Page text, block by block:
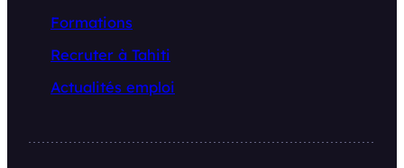
Formations
Recruter à Tahiti
Actualités emploi